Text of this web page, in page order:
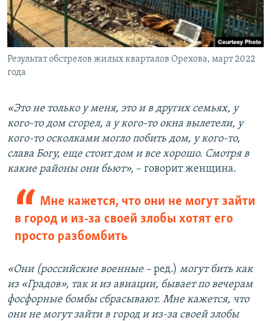
Результат обстрелов жилых кварталов Орехова, март 2022
года
«Это не только у меня, это и в других семьях, у
кого-то дом сгорел, а у кого-то окна вылетели, у
кого-то осколками могло побить дом, у кого-то,
слава Богу, еще стоит дом и все хорошо. Смотря в
какие районы они бьют», – говорит женщина.
Мне кажется, что они не могут зайти
в город и из-за своей злобы хотят его
просто разбомбить
«Они (российские военные – ред.) могут бить как
из «Градов», так и из авиации, бывает по вечерам
фосфорные бомбы сбрасывают. Мне кажется, что
они не могут зайти в город и из-за своей злобы